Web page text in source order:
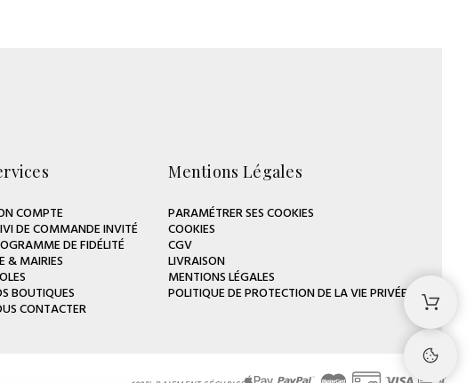
COMPTE
DE COMMANDE INVITÉ
DE FIDÉLITÉ
& MAIRIES
BOUTIQUES
CONTACTER
Mentions Légales
PARAMÉTRER SES COOKIES
COOKIES
CGV
LIVRAISON
MENTIONS LÉGALES
POLITIQUE DE PROTECTION DE LA VIE PRIVÉE